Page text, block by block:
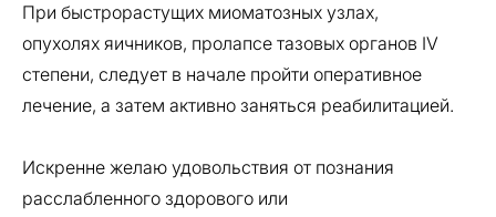
При быстрорастущих миоматозных узлах,
опухолях яичников, пролапсе тазовых органов IV
степени, следует в начале пройти оперативное
лечение, а затем активно заняться реабилитацией.
Искренне желаю удовольствия от познания
расслабленного здорового или